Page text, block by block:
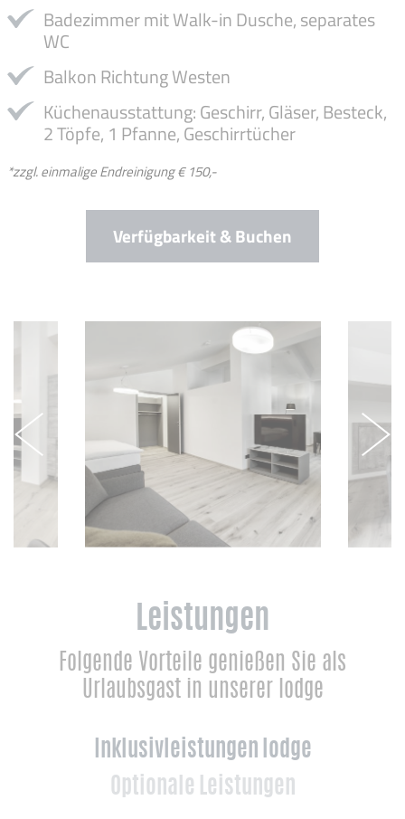
Badezimmer mit Walk-in Dusche, separates
WC
Balkon Richtung Westen
Küchenausstattung: Geschirr, Gläser, Besteck,
2 Töpfe, 1 Pfanne, Geschirrtücher
*zzgl. einmalige Endreinigung € 150,-
Verfügbarkeit & Buchen
Leistungen
Folgende Vorteile genießen Sie als
Urlaubsgast in unserer lodge
Inklusivleistungen lodge
Optionale Leistungen